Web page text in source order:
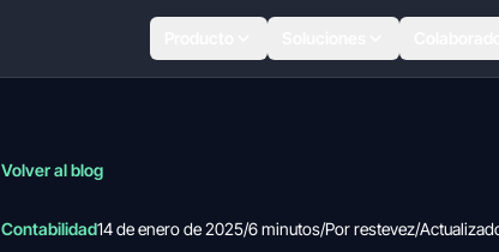
Volver al blog
Contabilidad14 de enero de 2025/6 minutos/Por restevez/